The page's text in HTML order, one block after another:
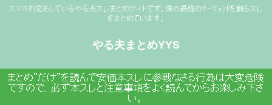
スマホ対応もしているやる夫スレまとめサイトです。僕の最強のｻｰｳﾞｧﾝﾄを創るスレ
をまとめています。
やる夫まとめYYS
まとめ”だけ”を読んで安価本スレに参戦なさる行為は大変危険
ですので、必ず本スレと注意事項をよく読んでからお楽しみ下さ
い。